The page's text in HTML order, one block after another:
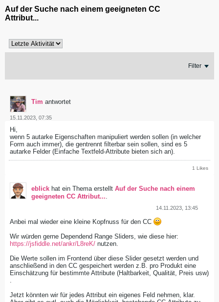
Auf der Suche nach einem geeigneten CC
Attribut...
Filter
Tim antwortet
15.11.2023, 07:35
Hi,
wenn 5 autarke Eigenschaften manipuliert werden sollen (in welcher
Form auch immer), die gentrennt filterbar sein sollen, sind es 5
autarke Felder (Einfache Textfeld-Attribute bieten sich an).
1 Likes
eblick hat ein Thema erstellt Auf der Suche nach einem
geeigneten CC Attribut...
14.11.2023, 13:45
Anbei mal wieder eine kleine Kopfnuss für den CC
Wir würden gerne Dependend Range Sliders, wie diese hier:
https://jsfiddle.net/ankr/L8reK/ nutzen.
Die Werte sollen im Frontend über diese Slider gesetzt werden und
anschließend in den CC gespeichert werden z.B. pro Produkt eine
Einschätzung für bestimmte Attribute (Haltbarkeit, Qualität, Preis usw)
Jetzt könnten wir für jedes Attribut ein eigenes Feld nehmen, klar.